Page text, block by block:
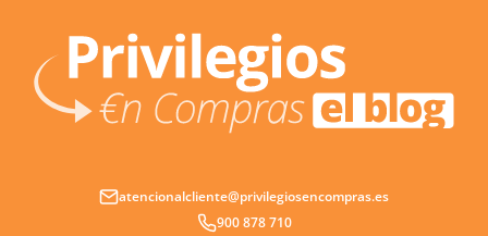
contenido
atencionalcliente@privilegiosencompras.es
900 878 710